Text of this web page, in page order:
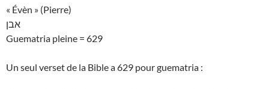
« Évèn » (Pierre)
אבן
Guematria pleine = 629
Un seul verset de la Bible a 629 pour guematria :